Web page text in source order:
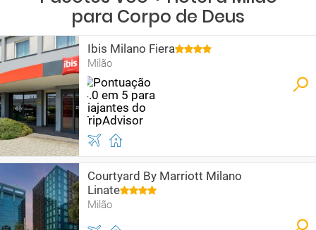
para Corpo de Deus
Ibis Milano Fiera
Milão
Courtyard By Marriott Milano
Linate
Milão